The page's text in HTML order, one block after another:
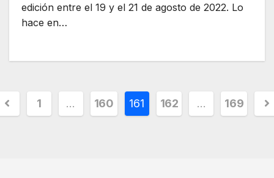
edición entre el 19 y el 21 de agosto de 2022. Lo
hace en…
1 … 160 161 162 … 169